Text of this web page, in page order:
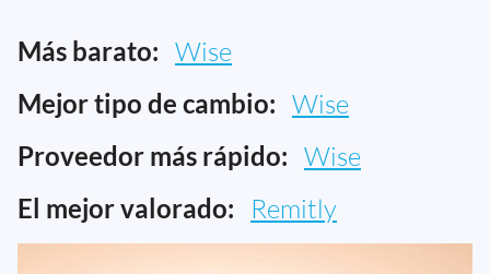
Más barato: Wise
Mejor tipo de cambio: Wise
Proveedor más rápido: Wise
El mejor valorado: Remitly